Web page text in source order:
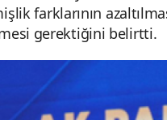
farklarının
gerektiğini belirtti.